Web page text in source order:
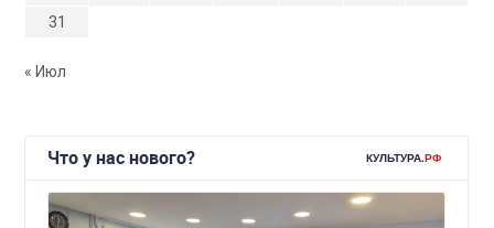
31
« Июл